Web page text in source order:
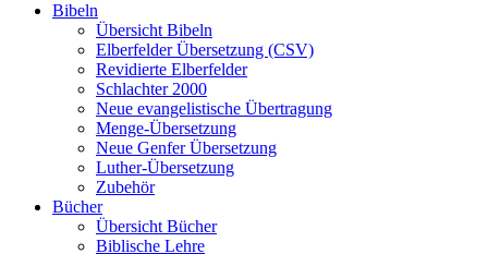
Bibeln
Übersicht Bibeln
Elberfelder Übersetzung (CSV)
Revidierte Elberfelder
Schlachter 2000
Neue evangelistische Übertragung
Menge-Übersetzung
Neue Genfer Übersetzung
Luther-Übersetzung
Zubehör
Bücher
Übersicht Bücher
Biblische Lehre